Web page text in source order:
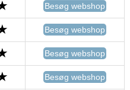
Besøg webshop
Besøg webshop
Besøg webshop
Besøg webshop